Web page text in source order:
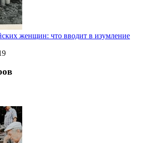
женщин: что вводит в изумление